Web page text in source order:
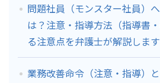
問題社員（モンスター社員）
は？注意・指導方法（指導書
る注意点を弁護士が解説します
業務改善命令（注意・指導）